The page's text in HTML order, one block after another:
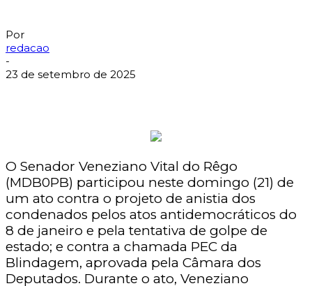
Por
redacao
-
23 de setembro de 2025
O Senador Veneziano Vital do Rêgo
(MDB0PB) participou neste domingo (21) de
um ato contra o projeto de anistia dos
condenados pelos atos antidemocráticos do
8 de janeiro e pela tentativa de golpe de
estado; e contra a chamada PEC da
Blindagem, aprovada pela Câmara dos
Deputados. Durante o ato, Veneziano